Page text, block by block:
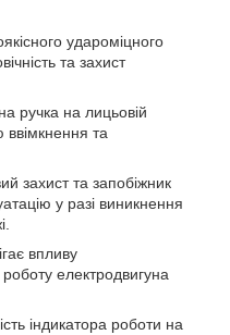
удароміцного
та захист
ручка на лицьовій
та
захист та запобіжник
у разі виникнення
впливу
електродвигуна
індикатора роботи на